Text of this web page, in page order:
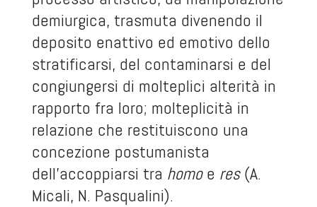
demiurgica, trasmuta divenendo il
deposito enattivo ed emotivo dello
stratificarsi, del contaminarsi e del
congiungersi di molteplici alterità in
rapporto fra loro; molteplicità in
relazione che restituiscono una
concezione postumanista
dell’accoppiarsi tra homoe res(A.
Micali, N. Pasqualini).